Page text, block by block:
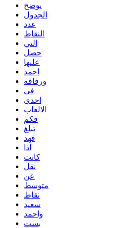
يوضح
الجدول
عدد
النقاط
التي
حصل
عليها
احمد
ورفاقه
في
احدى
الالعاب
فكم
تبلغ
فهد
اذا
كانت
نقل
عن
متوسط
نقاط
سعيد
واحمد
بست